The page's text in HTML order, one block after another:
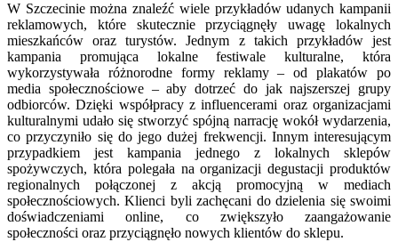
W Szczecinie można znaleźć wiele przykładów udanych kampanii
reklamowych, które skutecznie przyciągnęły uwagę lokalnych
mieszkańców oraz turystów. Jednym z takich przykładów jest
kampania promująca lokalne festiwale kulturalne, która
wykorzystywała różnorodne formy reklamy – od plakatów po
media społecznościowe – aby dotrzeć do jak najszerszej grupy
odbiorców. Dzięki współpracy z influencerami oraz organizacjami
kulturalnymi udało się stworzyć spójną narrację wokół wydarzenia,
co przyczyniło się do jego dużej frekwencji. Innym interesującym
przypadkiem jest kampania jednego z lokalnych sklepów
spożywczych, która polegała na organizacji degustacji produktów
regionalnych połączonej z akcją promocyjną w mediach
społecznościowych. Klienci byli zachęcani do dzielenia się swoimi
doświadczeniami online, co zwiększyło zaangażowanie
społeczności oraz przyciągnęło nowych klientów do sklepu.